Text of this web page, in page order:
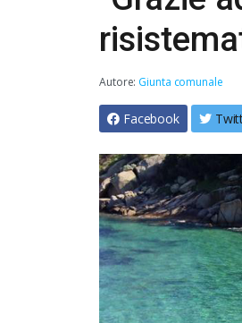
Autore: Giunta comunale
Facebook